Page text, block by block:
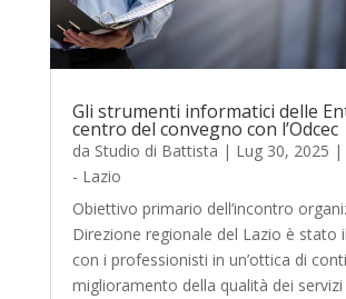
Gli strumenti informatici delle
centro del convegno con l’Odcec
da Studio di Battista | Lug 30, 2025 |
- Lazio
Obiettivo primario dell’incontro
Direzione regionale del Lazio è stato
con i professionisti in un’ottica di
miglioramento della qualità dei servizi